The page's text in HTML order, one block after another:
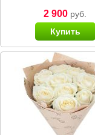
2 900 руб.
Купить